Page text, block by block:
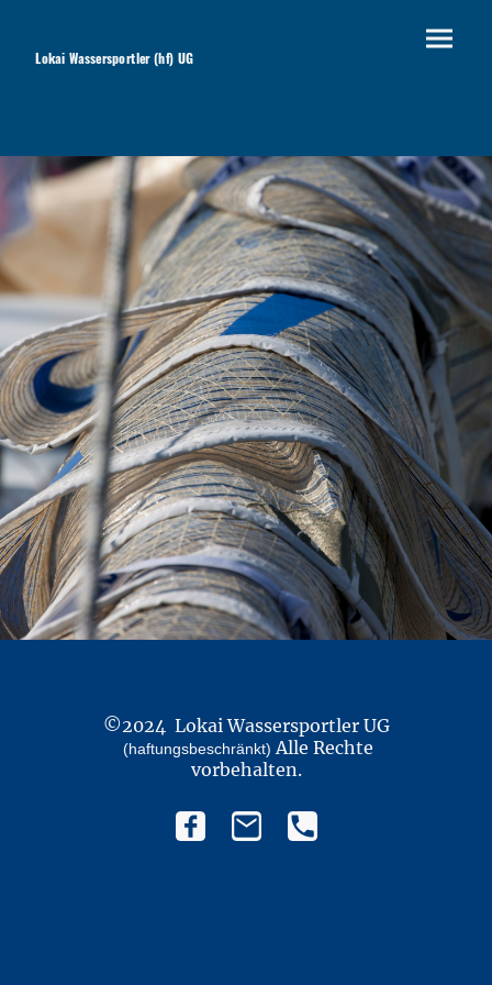
Lokai Wassersportler (hf) UG
©2024 Lokai Wassersportler UG
(haftungsbeschränkt) Alle Rechte
vorbehalten.